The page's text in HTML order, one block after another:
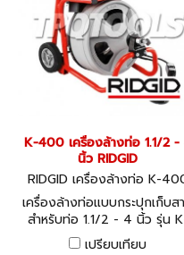
K-400 เครื่องล้างท่อ 1.1/2 -
นิ้ว RIDGID
RIDGID เครื่องล้างท่อ K-
เครื่องล้างท่อแบบกระปุกเก็บส
สำหรับท่อ 1.1/2 - 4 นิ้ว รุ่น
400
เปรียบเทียบ